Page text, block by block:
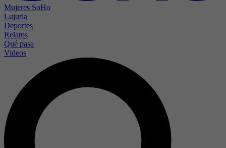
Mujeres SoHo
Lujuria
Deportes
Relatos
Qué pasa
Videos